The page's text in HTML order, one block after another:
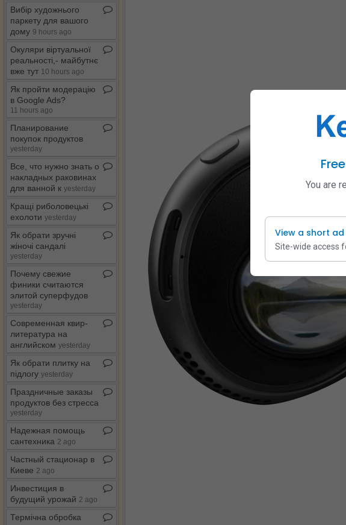
Вибір художнього
паркету для вашого
дому 9 hours ago
Окуляри віртуальної
реальності,​-​ майбутнє
вже тут 10 hours ago
Як пройти модерацію
в Google Ads?
11 hours ago
Планирование
покупок продуктов
yesterday
Все, что нужно знать о
накладных раковинах
для ванной к yesterday
Кращі риболовецькі
ехолоти yesterday
Як обрати зручні
жіночі сандалі
yesterday
Почему свежие
финики считаются
элитой суперфудов
yesterday
Современная квир​-​
литература на
английском yesterday
Як обрати плитку на
підлогу yesterday
Праздничные заказы
продуктов без стресса
yesterday
Надежная помощь
сантехника 2 ago
Частный стационар в
Киеве 2 ago
Инвестиция в
будущий урожай 2 ago
Термічна обробка
You are
View a short ad
Site-wide access